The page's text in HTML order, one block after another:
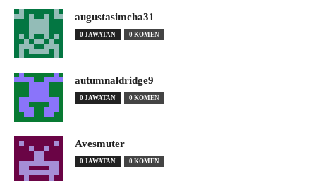
augustasimcha31
0 JAWATAN 0 KOMEN
autumnaldridge9
0 JAWATAN 0 KOMEN
Avesmuter
0 JAWATAN 0 KOMEN